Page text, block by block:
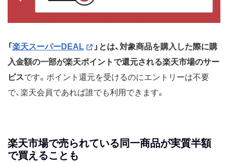
「楽天スーパーDEAL
」とは、対象商品を購入した際に購
入金額の一部が楽天ポイントで還元される楽天市場のサー
ビスです。ポイント還元を受けるのにエントリーは不要
で、楽天会員であれば誰でも利用できます。
楽天市場で売られている同一商品が実質半額
で買えることも